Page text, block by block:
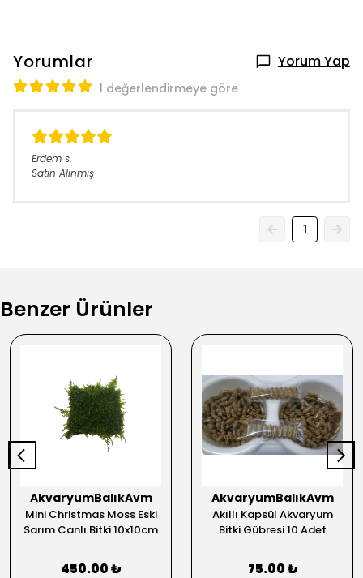
Yorumlar Yorum Yap
1 değerlendirmeye göre
Erdem s.
Satın Alınmış
1
Benzer Ürünler
AkvaryumBalıkAvm
Mini Christmas Moss Eski
Sarım Canlı Bitki 10x10cm
450.00 ₺
AkvaryumBalıkAvm
Akıllı Kapsül Akvaryum
Bitki Gübresi 10 Adet
75.00 ₺